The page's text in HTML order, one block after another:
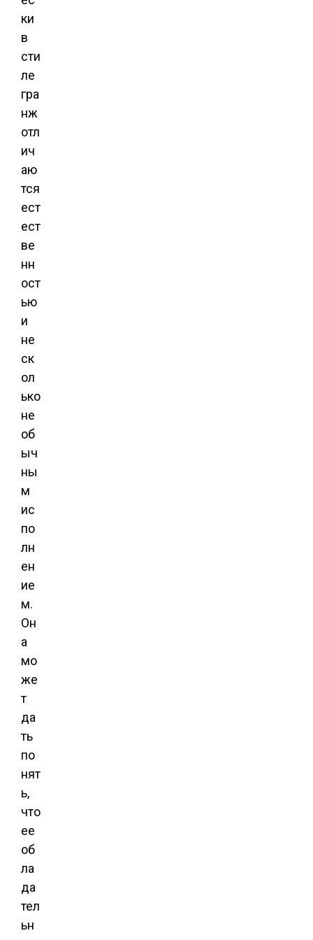
ки
в
сти
ле
гра
нж
отл
ич
аю
тся
ест
ест
ве
нн
ост
ью
и
не
ск
ол
ько
не
об
ыч
ны
м
ис
по
лн
ен
ие
м.
Он
а
мо
же
т
да
ть
по
нят
ь,
что
ее
об
ла
да
тел
ьн